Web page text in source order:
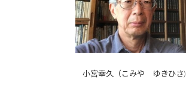
小宮幸久（こみや ゆきひさ)